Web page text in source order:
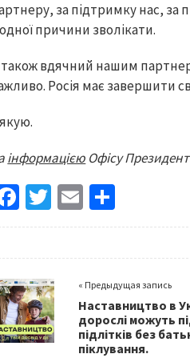
за підтримку нас, за
причини зволікати.
вдячний нашим
Росія має завершити
інформацією Офісу
Fa
ce
o
o
k
T
wi
er
E
m
l
h
« Предыдущая запись
Наставництво в
дорослі можуть
підлітків без
піклування.